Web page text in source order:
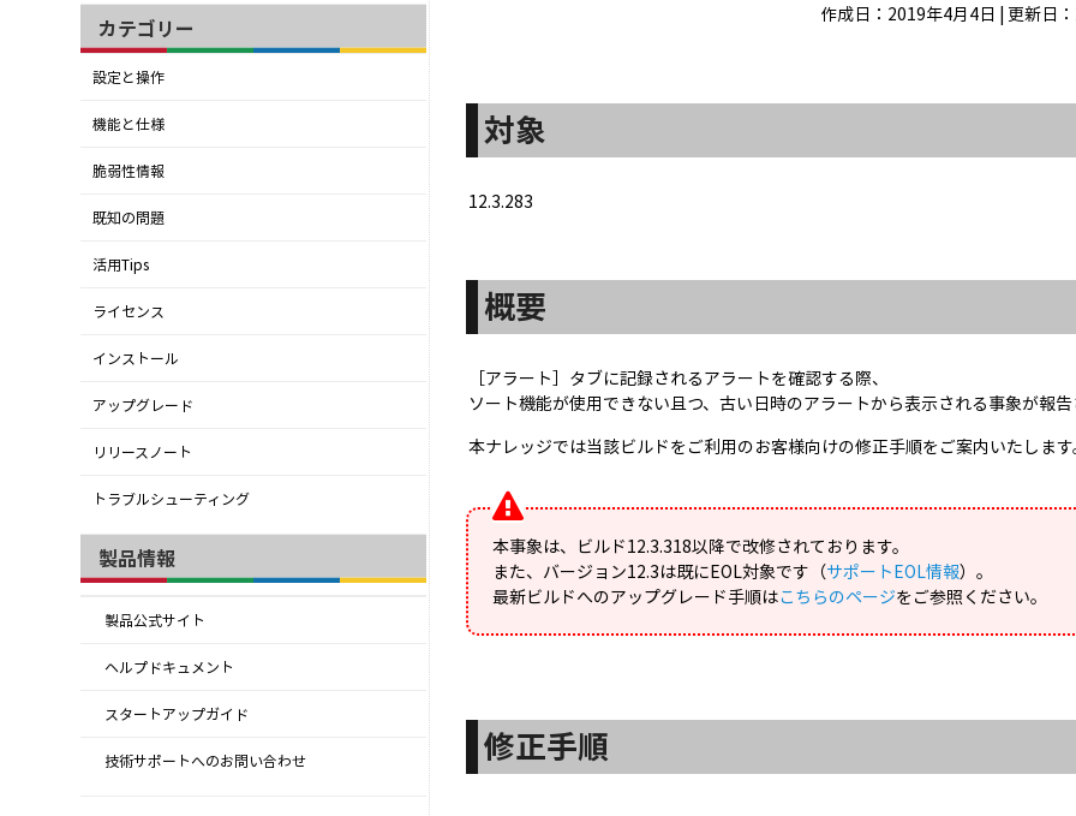
カテゴリー
設定と操作
機能と仕様
脆弱性情報
既知の問題
活用Tips
ライセンス
インストール
アップグレード
リリースノート
トラブルシューティング
製品情報
製品公式サイト
ヘルプドキュメント
スタートアップガイド
技術サポートへのお問い合わせ
作成日：2019年4月4日 | 更新日
対象
12.3.283
概要
［アラート］タブに記録されるアラートを確認する際、
ソート機能が使用できない且つ、古い日時のアラートから表示される事象が報告
本ナレッジでは当該ビルドをご利用のお客様向けの修正手順をご案内いたします
本事象は、ビルド12.3.318以降で改修されております。
また、バージョン12.3は既にEOL対象です（サポートEOL情報）。
最新ビルドへのアップグレード手順はこちらのページをご参照ください。
修正手順